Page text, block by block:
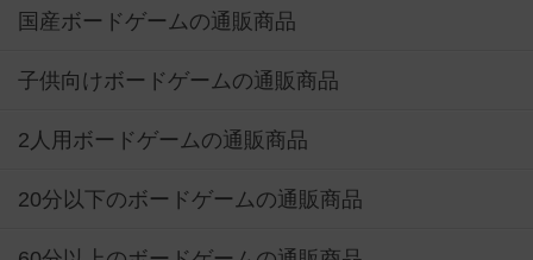
国産ボードゲームの通販商品
子供向けボードゲームの通販商品
2人用ボードゲームの通販商品
20分以下のボードゲームの通販商品